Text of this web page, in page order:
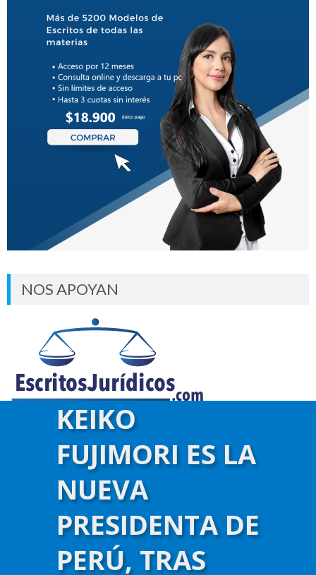
NOS APOYAN
KEIKO
FUJIMORI ES LA
NUEVA
PRESIDENTA DE
PERÚ, TRAS